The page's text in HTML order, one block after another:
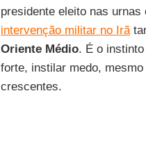
presidente eleito nas
intervenção militar no Irã
Oriente Médio. É o
forte, instilar medo,
crescentes.